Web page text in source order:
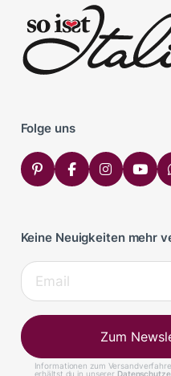
Folge uns
Keine Neuigkeiten mehr
Zum
Informationen zum
erhältst du in unserer